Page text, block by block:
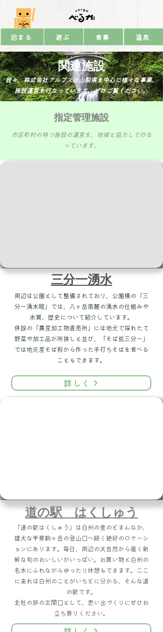
泊まる 遊ぶ 食事 温泉
関連施設
我々、株式会社アルプスは山梨県を中心に様々な事業、
​施設運営を行なっています。ぜひご覧ください。
指定管理施設
​市区町村の持つ施設の運営を、地域と協力して行な
っています。
三分一湧水
周辺は公園として整備されており、公園横の「三
分一湧水館」では、八ヶ岳南麓の湧水の仕組みや
水質、歴史について紹介しています。
併設の「農産加工物直売所」には地元で採れたて
野菜や加工品が所狭しと並び、「そば処三分一」
では地元産そば粉から作った手打ちそばを食べる
こともできます。
詳しく
​道の駅 はくしゅう
「道の駅はくしゅう」は白州の里のどまんなか、
雄大な甲斐駒ヶ岳の登山口へ続く絶好のロケーシ
ョンにあります。毎日、周辺の大自然から届く新
鮮な旬のおいしいがいっぱい。お買い物と白州の
名水にふれながらゆったり休憩もできます。ここ
に来れば白州のことがいちどに分かる、そんな道
の駅です。
北杜の旅の玄関口として、思い出づくりにぜひお
立ち寄りください。